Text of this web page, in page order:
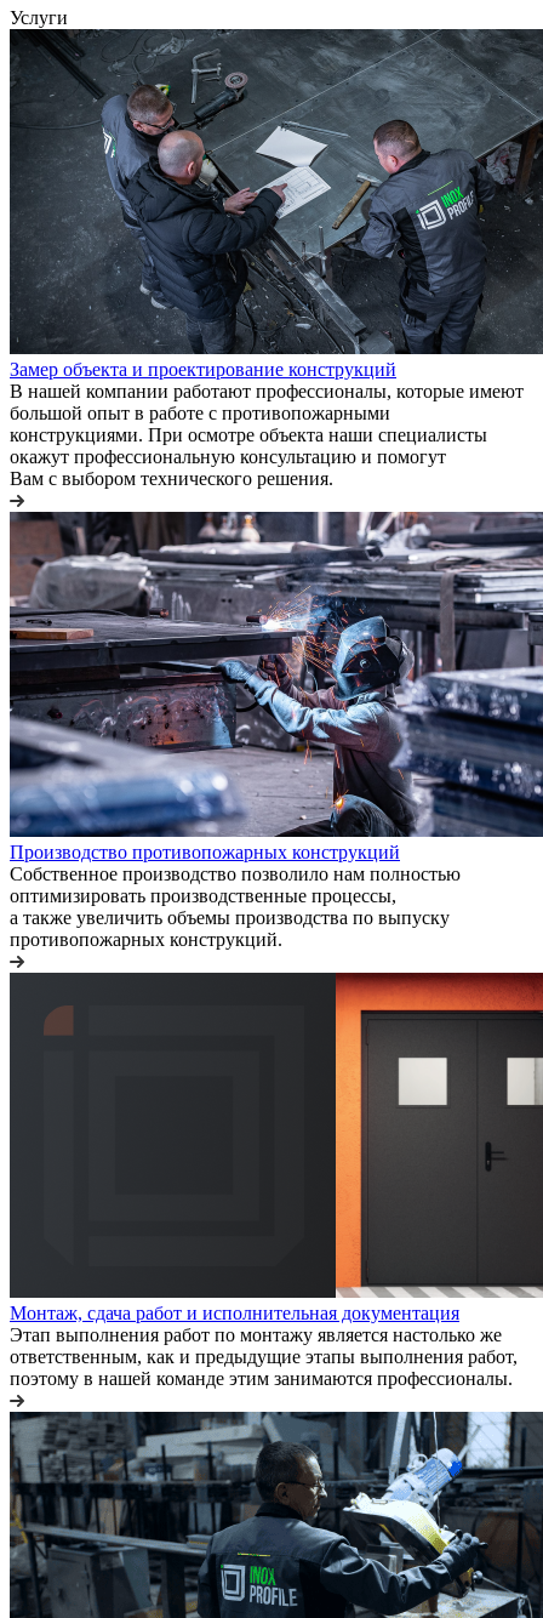
Услуги
Замер объекта и проектирование конструкций
В нашей компании работают профессионалы, которые имеют
большой опыт в работе с противопожарными
конструкциями. При осмотре объекта наши специалисты
окажут профессиональную консультацию и помогут
Вам с выбором технического решения.
Производство противопожарных конструкций
Собственное производство позволило нам полностью
оптимизировать производственные процессы,
а также увеличить объемы производства по выпуску
противопожарных конструкций.
Монтаж, сдача работ и исполнительная документация
Этап выполнения работ по монтажу является настолько же
ответственным, как и предыдущие этапы выполнения работ,
поэтому в нашей команде этим занимаются профессионалы.